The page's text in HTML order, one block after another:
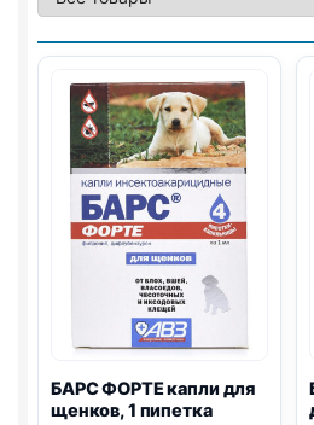
БАРС ФОРТЕ капли для
щенков, 1 пипетка